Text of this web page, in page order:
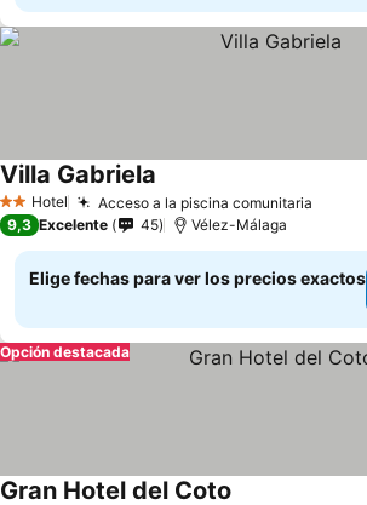
2 Estrellas
Hotel Acceso a la piscina comunitaria
Villa Gabriela
9,3 Excelente 45 Vélez-Málaga
Elige fechas para ver los precios exactos
Opción destacada
Gran Hotel del Coto